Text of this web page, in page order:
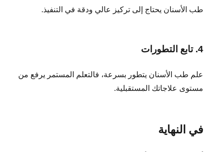
طب الأسنان يحتاج إلى تركيز عالي ودقة في التنفيذ.
4. تابع التطورات
علم طب الأسنان يتطور بسرعة، فالتعلم المستمر يرفع من
مستوى علاجاتك المستقبلية.
في النهاية